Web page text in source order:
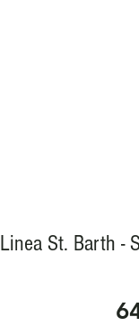
Linea St. Barth -